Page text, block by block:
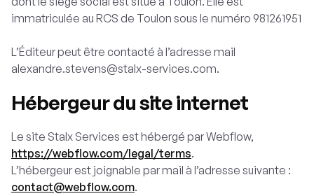
immatriculée au RCS de Toulon sous le numéro 981261951
L’Éditeur peut être contacté à l’adresse mail
alexandre.stevens@stalx-services.com.
Hébergeur du site internet
Le site Stalx Services est hébergé par Webflow,
https://webflow.com/legal/terms.
L’hébergeur est joignable par mail à l’adresse suivante :
contact@webflow.com.